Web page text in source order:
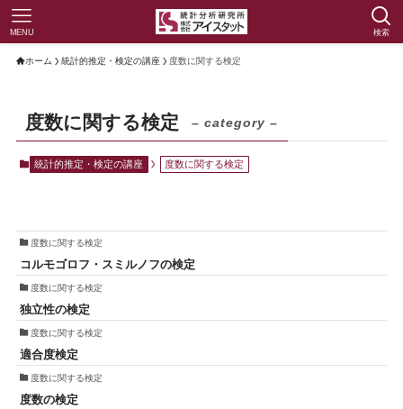
検索
MENU
ホーム 統計的推定・検定の講座 度数に関する検定
度数に関する検定 – category –
統計的推定・検定の講座 度数に関する検定
度数に関する検定
コルモゴロフ・スミルノフの検定
度数に関する検定
独立性の検定
度数に関する検定
適合度検定
度数に関する検定
度数の検定